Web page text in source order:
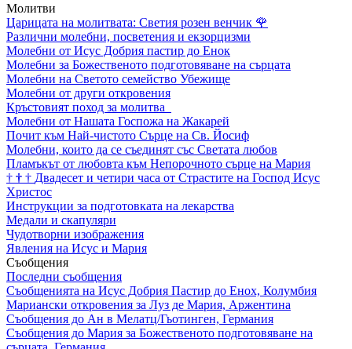
Молитви
Царицата на молитвата: Светия розен венчик 🌹
Различни молебни, посветения и екзорцизми
Молебни от Исус Добрия пастир до Енок
Молебни за Божественото подготовяване на сърцата
Молебни на Светото семейство Убежище
Молебни от други откровения
Кръстовият поход за молитва
Молебни от Нашата Госпожа на Жакарей
Почит към Най-чистото Сърце на Св. Йосиф
Молебни, които да се съединят със Светата любов
Пламъкът от любовта към Непорочното сърце на Мария
† † † Двадесет и четири часа от Страстите на Господ Исус
Христос
Инструкции за подготовката на лекарства
Медали и скапуляри
Чудотворни изображения
Явления на Исус и Мария
Съобщения
Последни съобщения
Съобщенията на Исус Добрия Пастир до Енох, Колумбия
Мариански откровения за Луз де Мария, Аржентина
Съобщения до Ан в Мелатц/Гьотинген, Германия
Съобщения до Мария за Божественото подготовяване на